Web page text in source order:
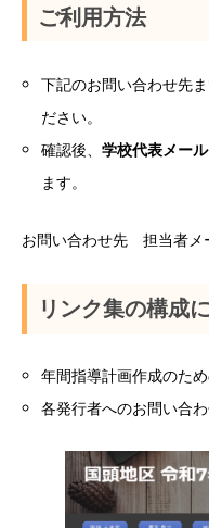
ご利用方法
下記のお問い合わせ先
ださい。
確認後、学校代表メー
ます。
お問い合わせ先 担当者
リンク集の構成
年間指導計画作成のた
各発行者へのお問い合